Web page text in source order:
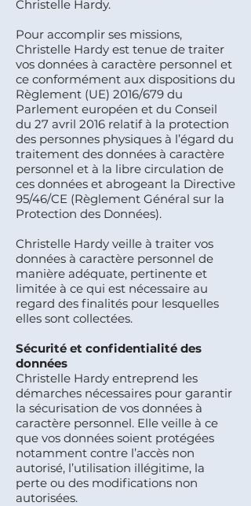
Christelle Hardy.
Pour accomplir ses missions,
Christelle Hardy est tenue de traiter
vos données à caractère personnel et
ce conformément aux dispositions du
Règlement (UE) 2016/679 du
Parlement européen et du Conseil
du 27 avril 2016 relatif à la protection
des personnes physiques à l’égard du
traitement des données à caractère
personnel et à la libre circulation de
ces données et abrogeant la Directive
95/46/CE (Règlement Général sur la
Protection des Données).
Christelle Hardy veille à traiter vos
données à caractère personnel de
manière adéquate, pertinente et
limitée à ce qui est nécessaire au
regard des finalités pour lesquelles
elles sont collectées.
Sécurité et confidentialité des
données
Christelle Hardy entreprend les
démarches nécessaires pour garantir
la sécurisation de vos données à
caractère personnel. Elle veille à ce
que vos données soient protégées
notamment contre l’accès non
autorisé, l’utilisation illégitime, la
perte ou des modifications non
autorisées.